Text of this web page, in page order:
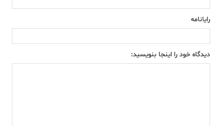
رایانامه
دیدگاه خود را اینجا بنویسید: